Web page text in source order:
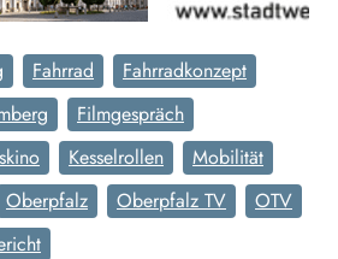
Fahrrad
Fahrradkonzept
Filmgespräch
Kesselrollen
Mobilität
Oberpfalz Oberpfalz TV
OTV